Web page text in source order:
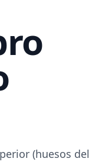
(huesos del